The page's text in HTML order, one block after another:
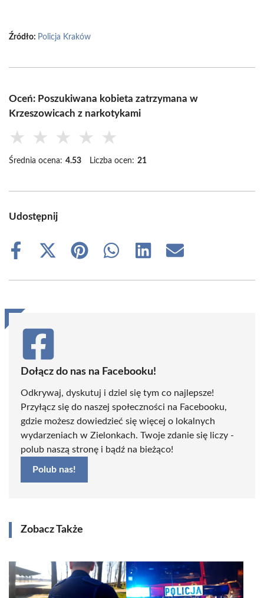
Źródło: Policja Kraków
Oceń: Poszukiwana kobieta zatrzymana w
Krzeszowicach z narkotykami
★ ★ ★ ★ ★
Średnia ocena: 4.53 Liczba ocen: 21
Udostępnij
Share
Share
(Twitter)
Share
Share
Share
Share
Dołącz do nas na Facebooku!
Odkrywaj, dyskutuj i dziel się tym co najlepsze!
Przyłącz się do naszej społeczności na Facebooku,
gdzie możesz dowiedzieć się więcej o lokalnych
wydarzeniach w Zielonkach. Twoje zdanie się liczy -
polub naszą stronę i bądź na bieżąco!
Polub nas!
Zobacz Także